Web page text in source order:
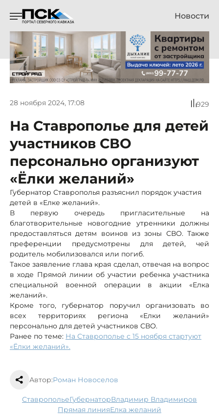
Новости
28 ноября 2024, 17:08 929
На Ставрополье для детей
участников СВО
персонально организуют
«Ёлки желаний»
Губернатор Ставрополья разъяснил порядок участия
детей в «Елке желаний».
В первую очередь пригласительные на
благотворительные новогодние утренники должны
предоставляться детям воинов из зоны СВО. Также
преференции предусмотрены для детей, чей
родитель мобилизовался или погиб.
Такое заявление глава края сделал, отвечая на вопрос
в ходе Прямой линии об участии ребенка участника
специальной военной операции в акции «Елка
желаний».
Кроме того, губернатор поручил организовать во
всех территориях региона «Елки желаний»
персонально для детей участников СВО.
Ранее по теме: На Ставрополье с 15 ноября стартуют
«Ёлки желаний».
Автор:Роман Новоселов
Ставрополье губернатор
Владимир Владимиров
Прямая линия Елка желаний